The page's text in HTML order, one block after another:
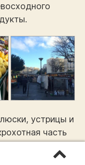
устрицы и
часть
здесь по